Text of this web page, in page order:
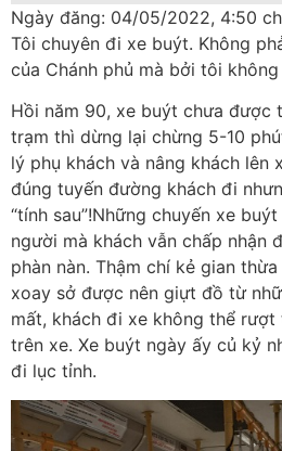
Ngày đăng: 04/05/2022, 4:50
Tôi chuyên đi xe buýt. Không
của Chánh phủ mà bởi tôi
Hồi năm 90, xe buýt chưa được
trạm thì dừng lại chừng 5-10
lý phụ khách và nâng khách lên
đúng tuyến đường khách đi
“tính sau”!Những chuyến xe
người mà khách vẫn chấp nhận
phàn nàn. Thậm chí kẻ gian
xoay sở được nên giựt đồ từ
mất, khách đi xe không thể
trên xe. Xe buýt ngày ấy củ kỷ
đi lục tỉnh.